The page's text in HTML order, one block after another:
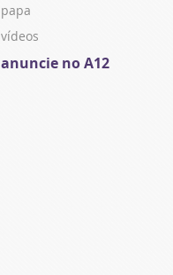
papa
vídeos
anuncie no A12